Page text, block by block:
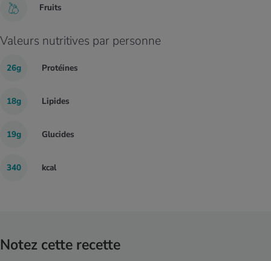
Fruits
Valeurs nutritives par personne
26g Protéines
18g Lipides
19g Glucides
340 kcal
Notez cette recette